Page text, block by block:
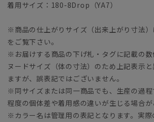
着用サイズ：180-8Drop（YA7）
※商品の仕上がりサイズ（出来上がり寸法
をご覧下さい。
※お届けする商品の下げ札・タグに記載の
ヌードサイズ（体の寸法）のため上記表示
ますが、誤表記ではございません。
※同サイズまたは同一商品でも、生産の過
程度の個体差や着用感の違いが生じる場合が
※カラー名は管理用の表記となります。実